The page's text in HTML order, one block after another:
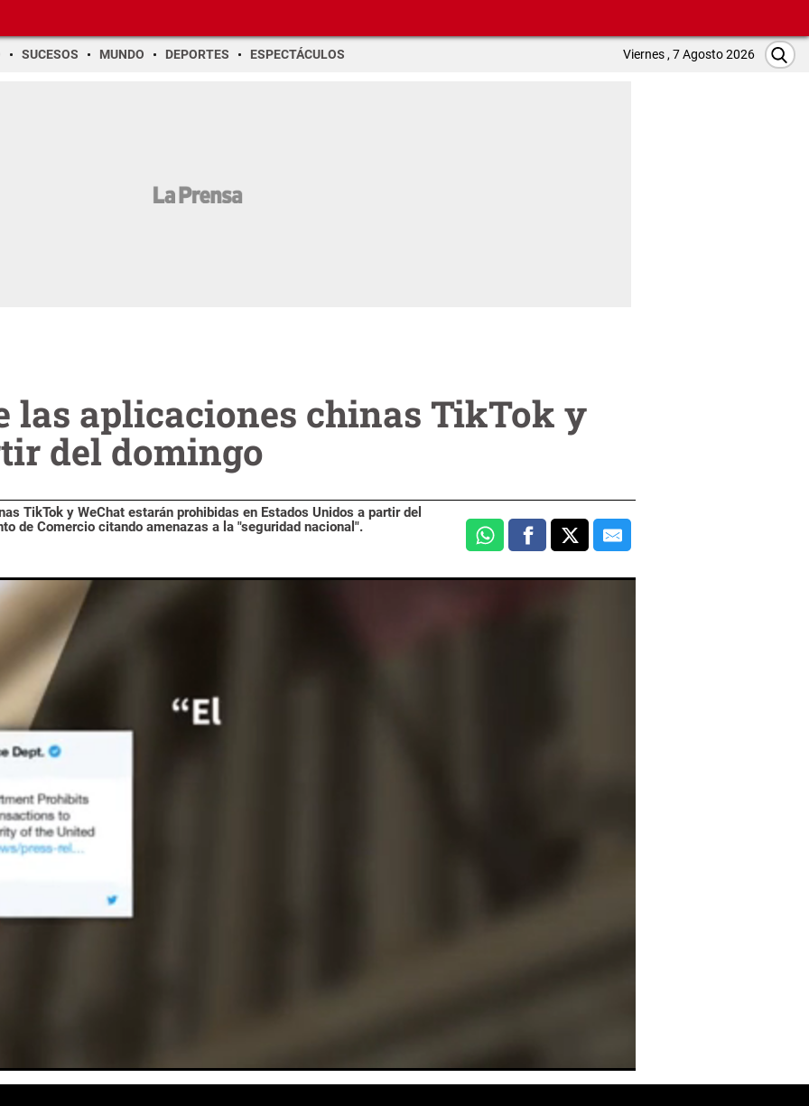
SUCESOS MUNDO DEPORTES ESPECTÁCULOS Viernes , 7 Agosto 2026
las aplicaciones chinas TikTok y
del domingo
TikTok y WeChat estarán prohibidas en Estados Unidos a partir del
de Comercio citando amenazas a la "seguridad nacional".